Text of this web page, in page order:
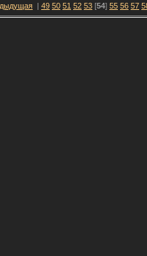
| 49 50 51 52 53 [54] 55 56 57